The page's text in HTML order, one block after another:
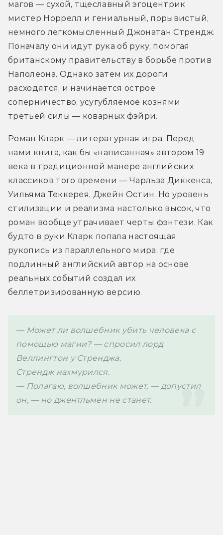
магов — сухой, тщеславный эгоцентрик
мистер Норрелл и гениальный, порывистый,
немного легкомысленный Джонатан Стрендж.
Поначалу они идут рука об руку, помогая
британскому правительству в борьбе против
Наполеона. Однако затем их дороги
расходятся, и начинается острое
соперничество, усугубляемое кознями
третьей силы — коварных фэйри.
Роман Кларк — литературная игра. Перед
нами книга, как бы «написанная» автором 19
века в традиционной манере английских
классиков того времени — Чарльза Диккенса,
Уильяма Теккерея, Джейн Остин. Но уровень
стилизации и реализма настолько высок, что
роман вообще утрачивает черты фэнтези. Как
будто в руки Кларк попала настоящая
рукопись из параллельного мира, где
подлинный английский автор на основе
реальных событий создал их
беллетризированную версию.
— Может ли волшебник убить человека с
помощью магии? — спросил лорд
Веллингтон у Стренджа.
Стрендж нахмурился.
— Полагаю, волшебник может, — допустил
он, — но джентльмен не станет.